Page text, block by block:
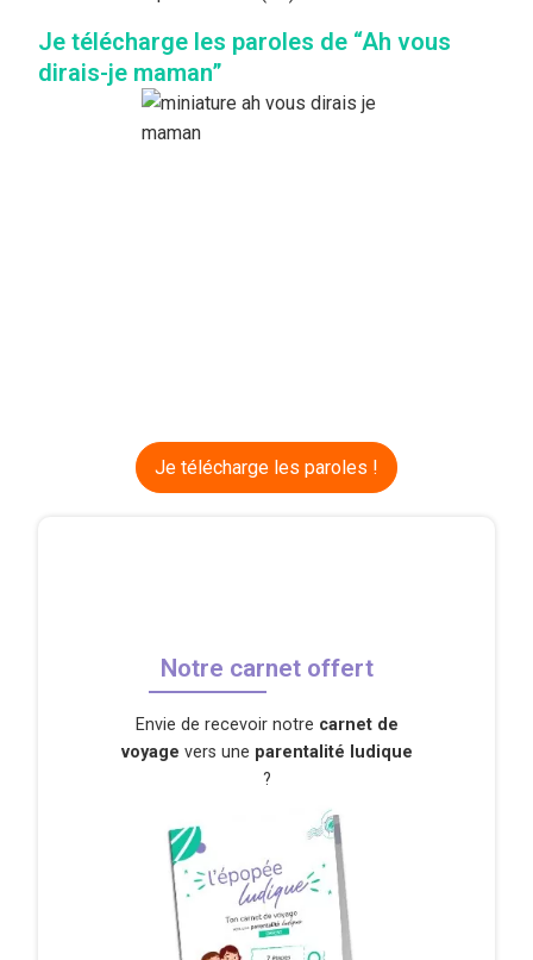
Je télécharge les paroles de “Ah vous
dirais-je maman”
Je télécharge les paroles !
Notre carnet offert
Envie de recevoir notre carnet de
voyage vers une parentalité ludique
?